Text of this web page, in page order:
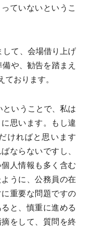
ていないというこ
て、会場借り上げ
や、勧告を踏まえ
ております。
いうことで、私は
思います。もし違
ければと思います
ならないですし、
人情報も多く含む
うに、公務員の在
重要な問題ですの
と、慎重に進める
をして、質問を終